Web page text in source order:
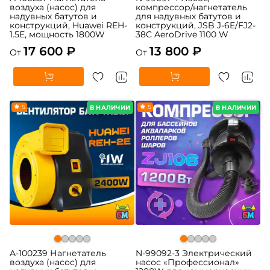
воздуха (насос) для
надувных батутов и
конструкций, Huawei REH-
1.5E, мощность 1800W
От 17 600 ₽
компрессор/нагнетатель
для надувных батутов и
конструкций, JSB J-6E/FJ2-
38C AeroDrive 1100 W
От 13 800 ₽
В НАЛИЧИИ
5
A-100239 Нагнетатель
воздуха (насос) для
В НАЛИЧИИ
5
N-99092-3 Электрический
насос «Профессионал»